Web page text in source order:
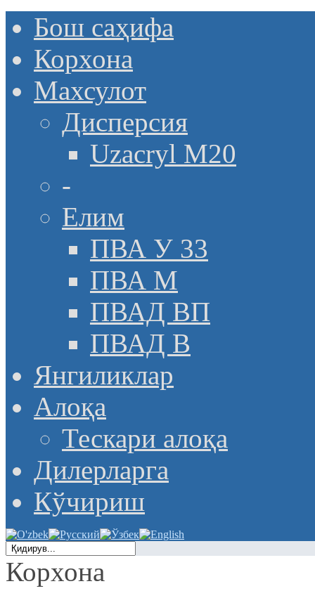
Бош саҳифа
Корхона
Махсулот
Дисперсия
Uzacryl M20
-
Елим
ПВА У 33
ПВА М
ПВАД ВП
ПВАД В
Янгиликлар
Алоқа
Тескари алоқа
Дилерларга
Кўчириш
Корхона